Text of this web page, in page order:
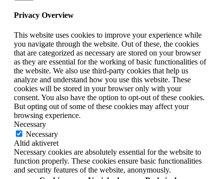
Privacy Overview
This website uses cookies to improve your experience while
you navigate through the website. Out of these, the cookies
that are categorized as necessary are stored on your browser
as they are essential for the working of basic functionalities of
the website. We also use third-party cookies that help us
analyze and understand how you use this website. These
cookies will be stored in your browser only with your
consent. You also have the option to opt-out of these cookies.
But opting out of some of these cookies may affect your
browsing experience.
Necessary
Necessary
Altid aktiveret
Necessary cookies are absolutely essential for the website to
function properly. These cookies ensure basic functionalities
and security features of the website, anonymously.